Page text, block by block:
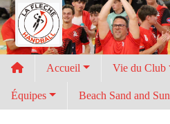
Accueil Vie du Club
Équipes Beach Sand and Sun
Panneau de gestion des cookies